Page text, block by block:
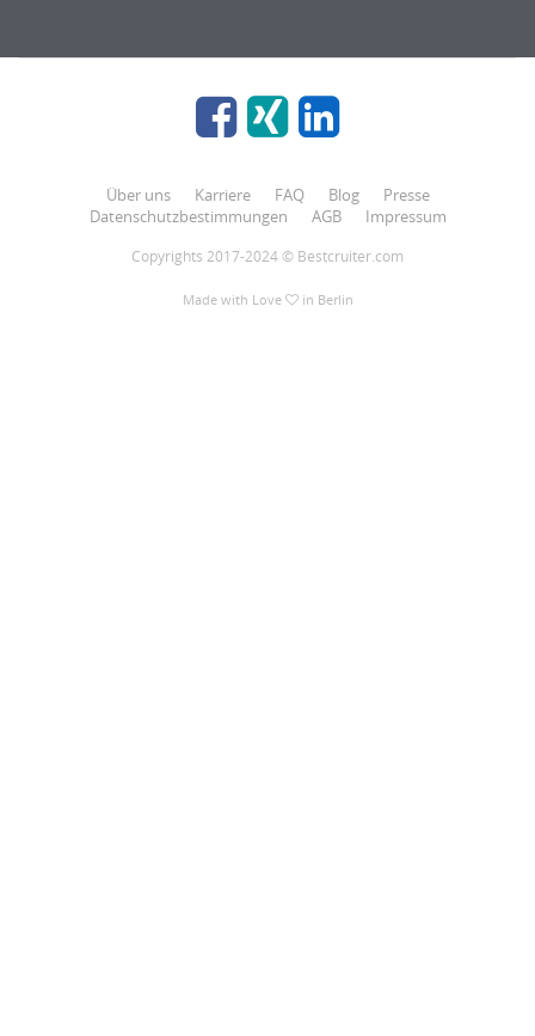
Über uns Karriere FAQ Blog
Presse
Datenschutzbestimmungen
AGB Impressum
Copyrights 2017-2024 © Bestcruiter.com
Made with Love in Berlin